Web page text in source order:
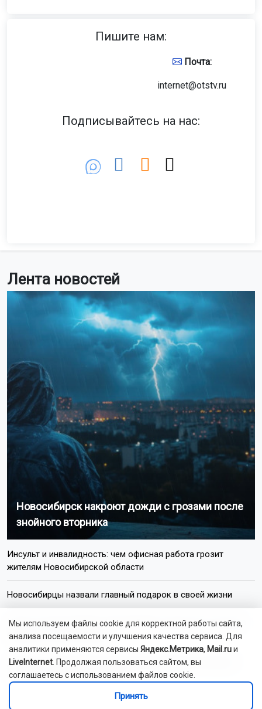
Лента новостей
Новосибирск накроют дожди с грозами после
знойного вторника
Инсульт и инвалидность: чем офисная работа грозит
жителям Новосибирской области
Новосибирцы назвали главный подарок в своей жизни
Цены на новостройки в Новосибирске выросли в три раза
быстрее, чем за полгода
Доплаты начальникам полиции Новосибирской области
составят до 60 тысяч рублей
Маткапитал помог более 6 тысячам новосибирских семей
Пишите нам:
Почта:
internet@otstv.ru
Подписывайтесь на нас:
Мы используем файлы cookie для корректной работы сайта,
анализа посещаемости и улучшения качества сервиса. Для
аналитики применяются сервисы Яндекс.Метрика, Mail.ruи
LiveInternet . Продолжая пользоваться сайтом, вы
соглашаетесь с использованием файлов cookie.
Принять